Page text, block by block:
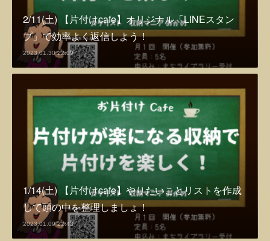
2/11(土) 【片付けcafe】オリジナル「LINEスタン
プ」で効率よく返信しよう！
2023.01.30 22:09
1/14(土) 【片付けcafe】やりたいことリストを作成
して頭の中を整理しましょ！
2023.01.09 22:43